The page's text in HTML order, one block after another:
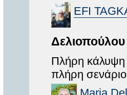
EFI
Πλήρη κάλυψη
πλήρη σενάριο